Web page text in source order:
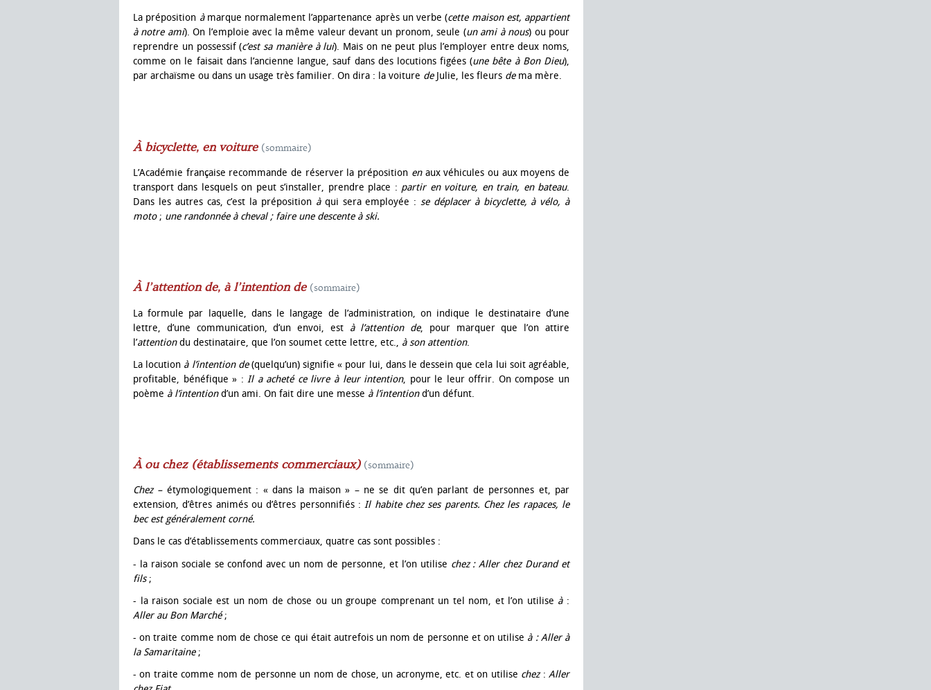
La préposition àmarque normalement l’appartenance après un verbe (cette maison est, appartient
à notre ami). On l’emploie avec la même valeur devant un pronom, seule (un ami à nous) ou pour
reprendre un possessif (c’est sa manière à lui). Mais on ne peut plus l’employer entre deux noms,
comme on le faisait dans l’ancienne langue, sauf dans des locutions figées (une bête à Bon Dieu),
par archaïsme ou dans un usage très familier. On dira : la voiture deJulie, les fleurs dema mère.
À bicyclette, en voiture (sommaire)
L’Académie française recommande de réserver la préposition en aux véhicules ou aux moyens de
transport dans lesquels on peut s’installer, prendre place : partir en voiture, en train, en bateau.
Dans les autres cas, c’est la préposition à qui sera employée :se déplacer à bicyclette, à vélo, à
moto ; une randonnée à cheval ; faire une descente à ski.
À l’attention de, à l’intention de (sommaire)
La formule par laquelle, dans le langage de l’administration, on indique le destinataire d’une
lettre, d’une communication, d’un envoi, est à l’attention de, pour marquer que l’on attire
l’attentiondu destinataire, que l’on soumet cette lettre, etc., à son attention.
La locution à l’intention de(quelqu’un) signifie « pour lui, dans le dessein que cela lui soit agréable,
profitable, bénéfique » :Il a acheté ce livre à leur intention, pour le leur offrir. On compose un
poème à l’intentiond’un ami. On fait dire une messe à l’intentiond’un défunt.
À ou chez (établissements commerciaux) (sommaire)
Chez –étymologiquement : « dans la maison » – ne se dit qu’en parlant de personnes et, par
extension, d’êtres animés ou d’êtres personnifiés :Il habite chez ses parents. Chez les rapaces, le
bec est généralement corné.
Dans le cas d’établissements commerciaux, quatre cas sont possibles :
- la raison sociale se confond avec un nom de personne, et l’on utilise chez : Aller chez Durand et
fils;
- la raison sociale est un nom de chose ou un groupe comprenant un tel nom, et l’on utilise à:
Aller au Bon Marché;
- on traite comme nom de chose ce qui était autrefois un nom de personne et on utilise à : Aller à
la Samaritaine;
- on traite comme nom de personne un nom de chose, un acronyme, etc. et on utilise chez:Aller